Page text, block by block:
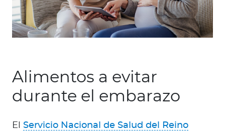
Alimentos a evitar
durante el embarazo
El Servicio Nacional de Salud del Reino